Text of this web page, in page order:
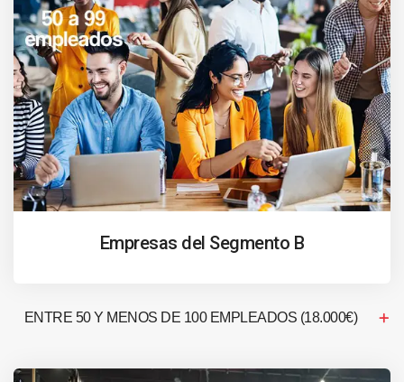
Empresas del Segmento B
ENTRE 50 Y MENOS DE 100 EMPLEADOS (18.000€)